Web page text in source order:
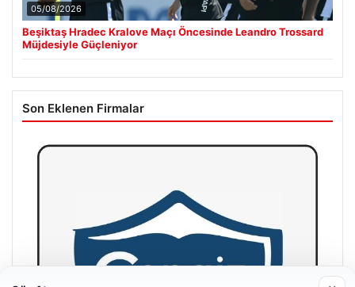
05/08/2026
Beşiktaş Hradec Kralove Maçı Öncesinde Leandro Trossard
Müjdesiyle Güçleniyor
Son Eklenen Firmalar